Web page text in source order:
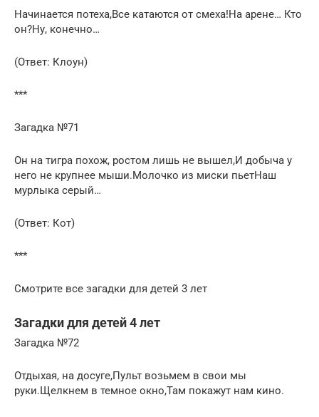
Начинается потеха,Все катаются от смеха!На арене… Кто
он?Ну, конечно…
(Ответ: Клоун)
***
Загадка №71
Он на тигра похож, ростом лишь не вышел,И добыча у
него не крупнее мыши.Молочко из миски пьетНаш
мурлыка серый…
(Ответ: Кот)
***
Смотрите все загадки для детей 3 лет
Загадки для детей 4 лет
Загадка №72
Отдыхая, на досуге,Пульт возьмем в свои мы
руки.Щелкнем в темное окно,Там покажут нам кино.